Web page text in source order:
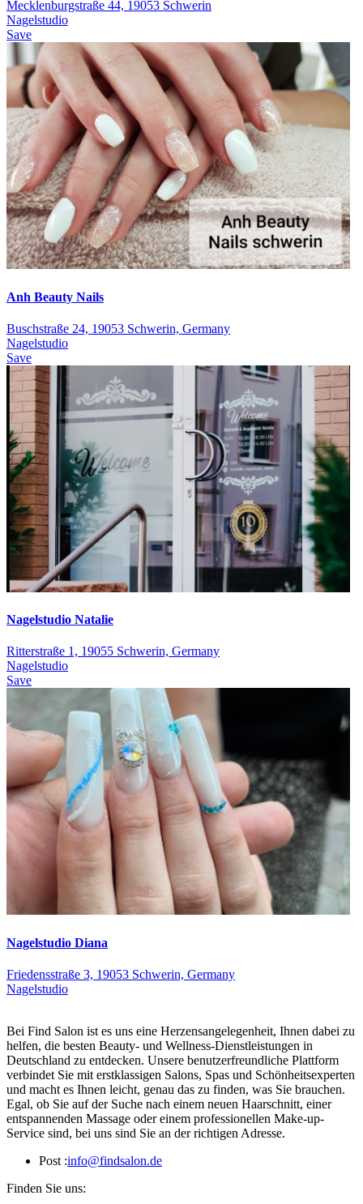
Mecklenburgstraße 44, 19053 Schwerin
Nagelstudio
Save
Anh Beauty Nails
Buschstraße 24, 19053 Schwerin, Germany
Nagelstudio
Save
Nagelstudio Natalie
Ritterstraße 1, 19055 Schwerin, Germany
Nagelstudio
Save
Nagelstudio Diana
Friedensstraße 3, 19053 Schwerin, Germany
Nagelstudio
Bei Find Salon ist es uns eine Herzensangelegenheit, Ihnen dabei zu
helfen, die besten Beauty- und Wellness-Dienstleistungen in
Deutschland zu entdecken. Unsere benutzerfreundliche Plattform
verbindet Sie mit erstklassigen Salons, Spas und Schönheitsexperten
und macht es Ihnen leicht, genau das zu finden, was Sie brauchen.
Egal, ob Sie auf der Suche nach einem neuen Haarschnitt, einer
entspannenden Massage oder einem professionellen Make-up-
Service sind, bei uns sind Sie an der richtigen Adresse.
Post :info@findsalon.de
Finden Sie uns: